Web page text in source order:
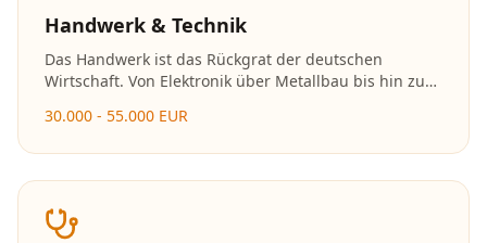
Handwerk & Technik
Das Handwerk ist das Rückgrat der deutschen
Wirtschaft. Von Elektronik über Metallbau bis hin zu
mit exzellenten Zukunftsaussichten und der
30.000 - 55.000 EUR